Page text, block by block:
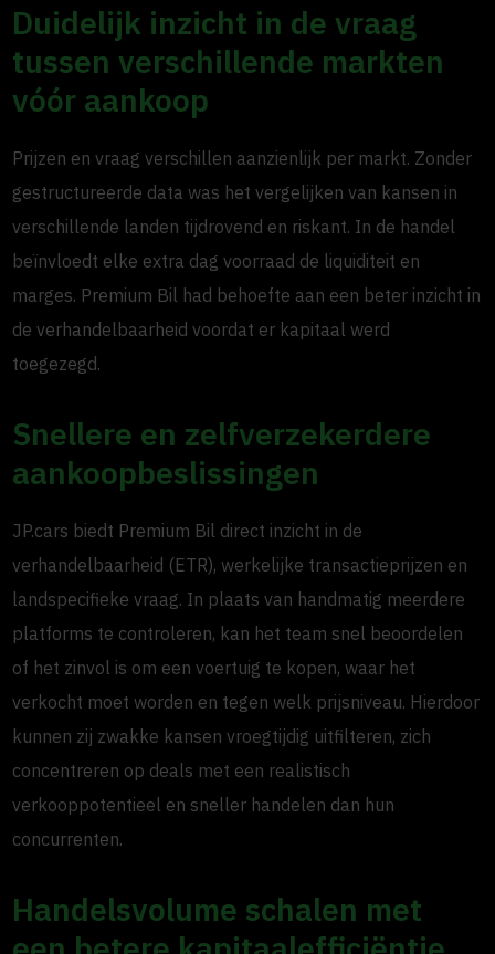
Duidelijk inzicht in de vraag
tussen verschillende markten
vóór aankoop
Prijzen en vraag verschillen aanzienlijk per markt. Zonder
gestructureerde data was het vergelijken van kansen in
verschillende landen tijdrovend en riskant. In de handel
beïnvloedt elke extra dag voorraad de liquiditeit en
marges. Premium Bil had behoefte aan een beter inzicht in
de verhandelbaarheid voordat er kapitaal werd
toegezegd.
Snellere en zelfverzekerdere
aankoopbeslissingen
JP.cars biedt Premium Bil direct inzicht in de
verhandelbaarheid (ETR), werkelijke transactieprijzen en
landspecifieke vraag. In plaats van handmatig meerdere
platforms te controleren, kan het team snel beoordelen
of het zinvol is om een voertuig te kopen, waar het
verkocht moet worden en tegen welk prijsniveau. Hierdoor
kunnen zij zwakke kansen vroegtijdig uitfilteren, zich
concentreren op deals met een realistisch
verkooppotentieel en sneller handelen dan hun
concurrenten.
Handelsvolume schalen met